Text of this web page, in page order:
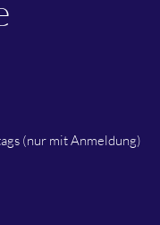
(nur mit Anmeldung)